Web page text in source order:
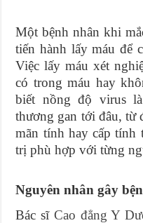
Một bệnh nhân khi
tiến hành lấy máu để
Việc lấy máu xét
có trong máu hay
biết nồng độ virus
thương gan tới đâu, từ
mãn tính hay cấp tính
trị phù hợp với từng
Nguyên nhân gây
Bác sĩ Cao đẳng Y